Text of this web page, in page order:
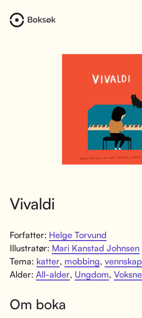
Vivaldi
Forfatter: Helge Torvund
Illustratør: Mari Kanstad Johnsen
Tema: katter, mobbing, vennskap
Alder: All-alder, Ungdom, Voksne
Om boka